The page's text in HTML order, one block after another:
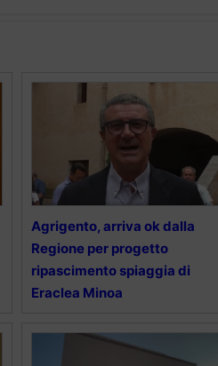
Agrigento, arriva ok dalla
Regione per progetto
ripascimento spiaggia di
Eraclea Minoa